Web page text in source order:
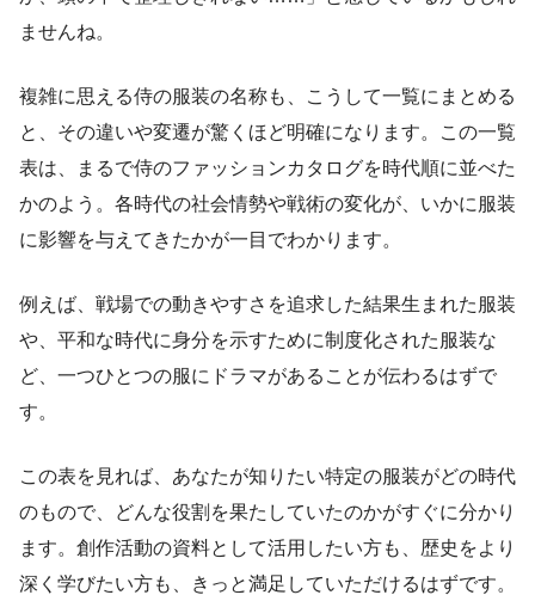
ませんね。
複雑に思える侍の服装の名称も、こうして一覧にまとめる
と、その違いや変遷が驚くほど明確になります。この一覧
表は、まるで侍のファッションカタログを時代順に並べた
かのよう。各時代の社会情勢や戦術の変化が、いかに服装
に影響を与えてきたかが一目でわかります。
例えば、戦場での動きやすさを追求した結果生まれた服装
や、平和な時代に身分を示すために制度化された服装な
ど、一つひとつの服にドラマがあることが伝わるはずで
す。
この表を見れば、あなたが知りたい特定の服装がどの時代
のもので、どんな役割を果たしていたのかがすぐに分かり
ます。創作活動の資料として活用したい方も、歴史をより
深く学びたい方も、きっと満足していただけるはずです。